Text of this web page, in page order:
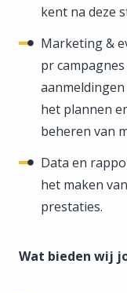
kent na deze
Marketing &
pr
het plannen
beheren van
Data en
het maken
prestaties.
Wat bieden wij